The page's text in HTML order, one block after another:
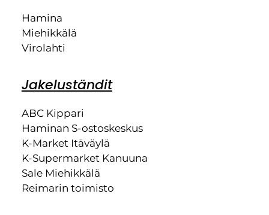
Hamina
Miehikkälä
Virolahti
Jakeluständit
ABC Kippari
Haminan S-ostoskeskus
K-Market Itäväylä
K-Supermarket Kanuuna
Sale Miehikkälä
Reimarin toimisto